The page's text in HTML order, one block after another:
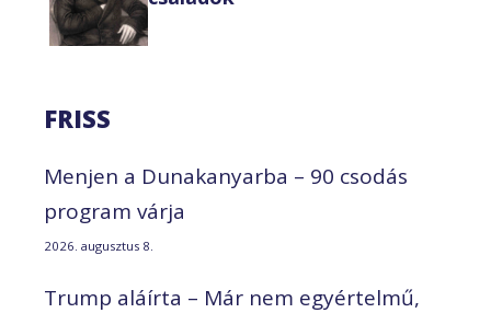
FRISS
Menjen a Dunakanyarba – 90 csodás
program várja
2026. augusztus 8.
Trump aláírta – Már nem egyértelmű,